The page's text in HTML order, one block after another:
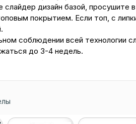
слайдер дизайн базой, просушите
покрытием. Если топ, с
соблюдении всей технологии
до 3-4 недель.